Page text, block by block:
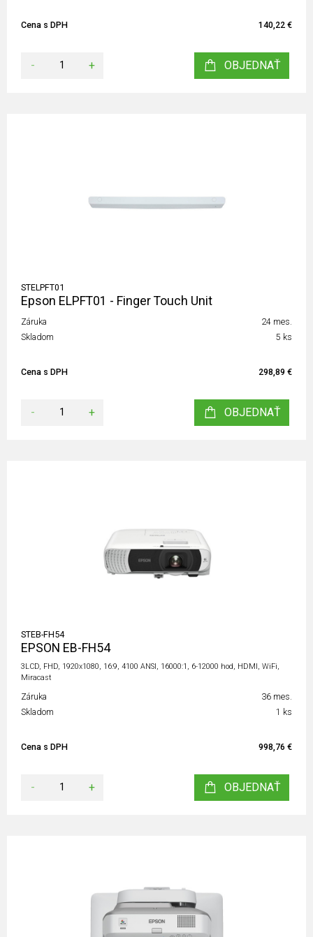
Cena s DPH 140,22 €
- + OBJEDNAŤ
STELPFT01
Epson ELPFT01 - Finger Touch Unit
Záruka
24 mes.
Skladom
5 ks
Cena s DPH 298,89 €
- + OBJEDNAŤ
STEB-FH54
EPSON EB-FH54
3LCD, FHD, 1920x1080, 16:9, 4100 ANSI, 16000:1, 6-12000 hod, HDMI, WiFi,
Miracast
Záruka
36 mes.
Skladom
1 ks
Cena s DPH 998,76 €
- + OBJEDNAŤ